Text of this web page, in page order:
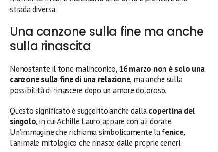
strada diversa.
Una canzone sulla fine ma anche
sulla rinascita
Nonostante il tono malinconico,16 marzo non è solo una
canzone sulla fine di una relazione, ma anche sulla
possibilità di rinascere dopo un amore doloroso.
Questo significato è suggerito anche dallacopertina del
singolo, in cui Achille Lauro appare con ali dorate.
Un’immagine che richiama simbolicamente lafenice,
l’animale mitologico che rinasce dalle proprie ceneri.